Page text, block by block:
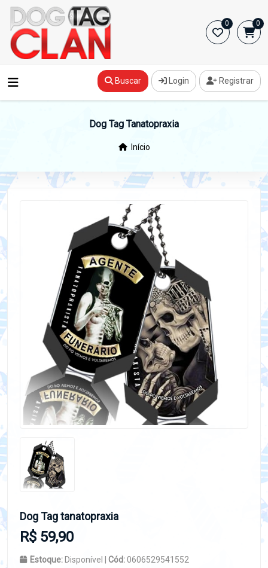
0 0
Buscar Login Registrar
Dog Tag Tanatopraxia
Início
Dog Tag tanatopraxia
R$ 59,90
Estoque: Disponível | Cód:0606529541552